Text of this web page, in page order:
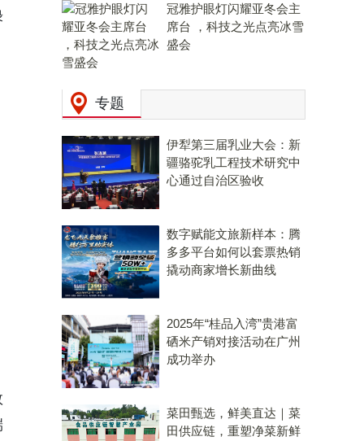
冠雅护眼灯闪耀亚冬会主
席台 ，科技之光点亮冰雪
盛会
专题
伊犁第三届乳业大会：新
疆骆驼乳工程技术研究中
心通过自治区验收
数字赋能文旅新样本：腾
多多平台如何以套票热销
撬动商家增长新曲线
2025年“桂品入湾”贵港富
硒米产销对接活动在广州
成功举办
菜田甄选，鲜美直达｜菜
田供应链，重塑净菜新鲜